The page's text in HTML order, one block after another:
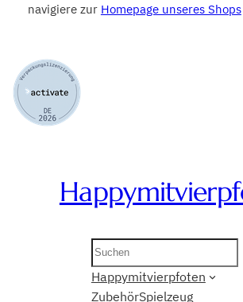
navigiere zur Homepage unseres Shops
Suchen
Happymitvierpfoten
ZubehörSpielzeug